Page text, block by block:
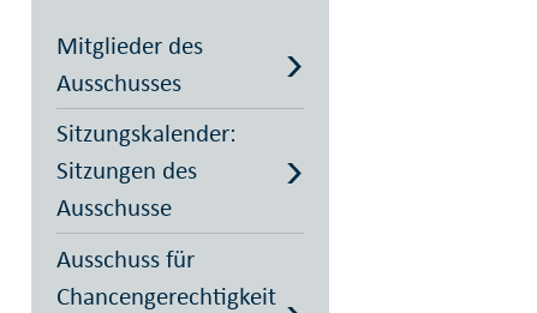
Mitglieder des
Ausschusses
Sitzungskalender:
Sitzungen des
Ausschusse
Ausschuss für
Chancengerechtigkeit